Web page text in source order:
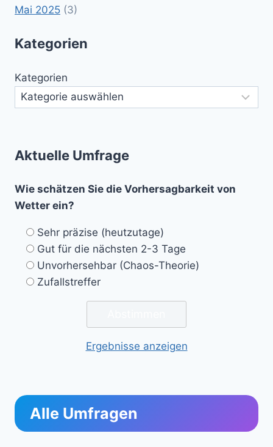
Mai 2025 (3)
Kategorien
Kategorien
Aktuelle Umfrage
Wie schätzen Sie die Vorhersagbarkeit von
Wetter ein?
Sehr präzise (heutzutage)
Gut für die nächsten 2-3 Tage
Unvorhersehbar (Chaos-Theorie)
Zufallstreffer
Ergebnisse anzeigen
Alle Umfragen